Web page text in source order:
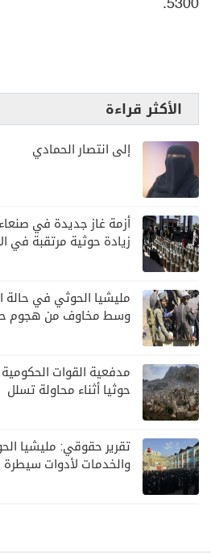
5300.
الأكثر قراءة
إلى انتصار الحمادي
أزمة غاز جديدة في
زيادة حوثية مرتقبة في
مليشيا الحوثي في حالة
وسط مخاوف من هجوم
مدفعية القوات
حوثيا أثناء محاولة تسلل
تقرير حقوقي: مليشيا
والخدمات لأدوات سيطرة